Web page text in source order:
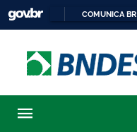
COMUNICA BR